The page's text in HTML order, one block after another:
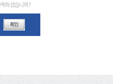
하셨습니까?